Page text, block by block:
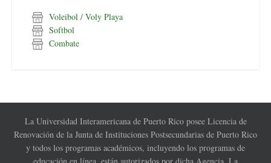
Voleibol / Voly Playa
Softbol
Combate
La Universidad Interamericana de Puerto Rico posee Licencia de
Renovación de la Junta de Instituciones Postsecundarias de Puerto Rico
y todos los programas académicos, incluyendo los programas de